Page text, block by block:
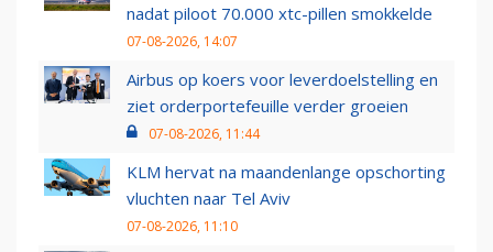
nadat piloot 70.000 xtc-pillen smokkelde
07-08-2026, 14:07
Airbus op koers voor leverdoelstelling en
ziet orderportefeuille verder groeien
07-08-2026, 11:44
KLM hervat na maandenlange opschorting
vluchten naar Tel Aviv
07-08-2026, 11:10